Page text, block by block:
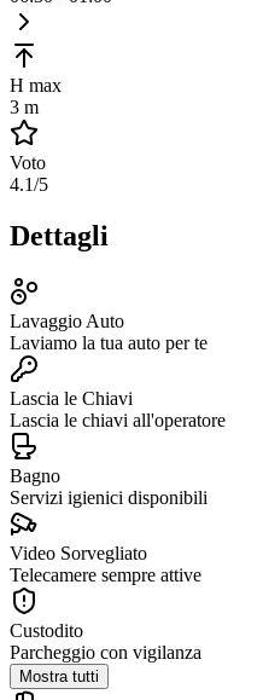
H max
3 m
Voto
4.1/5
Dettagli
Lavaggio Auto
Laviamo la tua auto per te
Lascia le Chiavi
Lascia le chiavi all'operatore
Bagno
Servizi igienici disponibili
Video Sorvegliato
Telecamere sempre attive
Custodito
Parcheggio con vigilanza
Mostra tutti